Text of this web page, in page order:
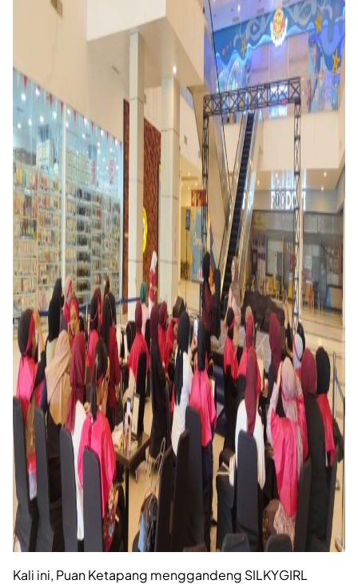
Kali ini, Puan Ketapang menggandeng SILKYGIRL